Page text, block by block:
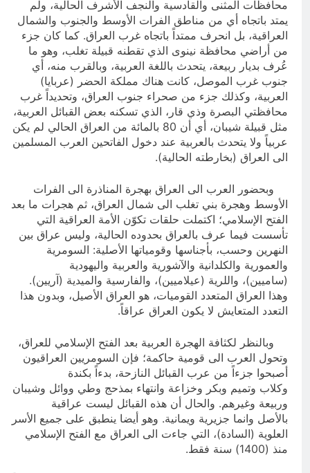
محافظات المثنى والقادسية والنجف الأشرف الحالية، ولم
يمتد باتجاه أي من مناطق الفرات الأوسط والجنوب والشمال
العراقية، بل انحرف ممتداً باتجاه غرب العراق. كما كان جزء
من أراضي محافظة نينوى الذي تقطنه قبيلة تغلب، وهو ما
عُرف بديار ربيعة، يتحدث باللغة العربية، وبالقرب منه، أي
جنوب غرب الموصل، كانت هناك مملكة الحضر (عربايا)
العربية، وكذلك جزء من صحراء جنوب العراق، وتحديداً غرب
محافظتي البصرة وذي قار، الذي تسكنه بعض القبائل العربية،
مثل قبيلة شيبان، أي أن 80 بالمائة من العراق الحالي لم يكن
عربياً ولا يتحدث بالعربية عند دخول الفاتحين العرب المسلمين
الى العراق (بخارطته الحالية).
وبحضور العرب الى العراق بهجرة المناذرة الى الفرات
الأوسط وهجرة بني تغلب الى شمال العراق، ثم هجرات ما بعد
الفتح الإسلامي؛ اكتملت حلقات تكوّن الأمة العراقية التي
تأسست فيما عرف بالعراق بحدوده الحالية، وليس عراق بين
النهرين وحسب، بأجناسها وقومياتها الأصلية: السومرية
والعمورية والكلدانية والآشورية والعربية واليهودية
(ساميين)، واللرية (عيلاميين)، والفارسية والميدية (آريين).
وهذا العراق المتعدد القوميات، هو العراق الأصيل، وبدون هذا
التعدد المتعايش لا يكون العراق عراقاً.
وبالنظر لكثافة الهجرة العربية بعد الفتح الإسلامي للعراق،
وتحول العرب الى قومية حاكمة؛ فإن السومريين العراقيون
أصبحوا جزءاً من عرب القبائل النازحة، بدءاً بكندة
وكلاب وتميم وبكر وخزاعة وانتهاء بمذحج وطي ووائل وشيبان
وربيعة وغيرهم. والحال أن هذه القبائل ليست عراقية
بالأصل وانما جزيرية ويمانية. وهو أيضا ينطبق على جميع الأسر
العلوية (السادة)، التي جاءت الى العراق مع الفتح الإسلامي
منذ (1400) سنة فقط.